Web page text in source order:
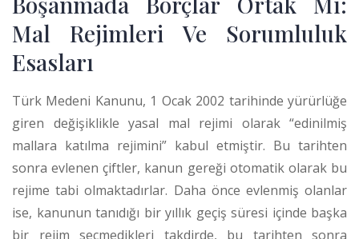
Mal Rejimleri Ve Sorumluluk
Esasları
Türk Medeni Kanunu, 1 Ocak 2002 tarihinde yürürlüğe
giren değişiklikle yasal mal rejimi olarak “edinilmiş
mallara katılma rejimini” kabul etmiştir. Bu tarihten
sonra evlenen çiftler, kanun gereği otomatik olarak bu
rejime tabi olmaktadırlar. Daha önce evlenmiş olanlar
ise, kanunun tanıdığı bir yıllık geçiş süresi içinde başka
bir rejim seçmedikleri takdirde, bu tarihten sonra